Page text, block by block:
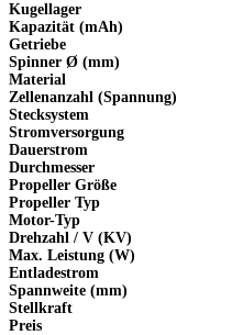
Kugellager
Kapazität (mAh)
Getriebe
Spinner Ø (mm)
Material
Zellenanzahl (Spannung)
Stecksystem
Stromversorgung
Dauerstrom
Durchmesser
Propeller Größe
Propeller Typ
Motor-Typ
Drehzahl / V (KV)
Max. Leistung (W)
Entladestrom
Spannweite (mm)
Stellkraft
Preis